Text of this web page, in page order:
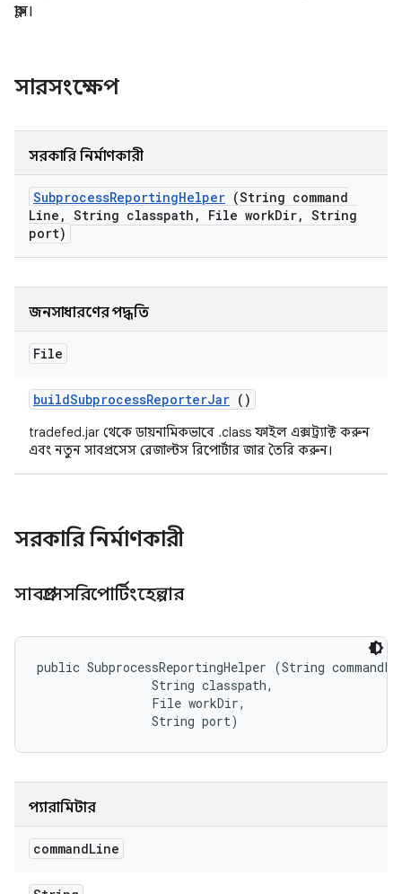
ক্লাস।
সারসংক্ষেপ
সরকারি নির্মাণকারী
SubprocessReportingHelper (String command
Line , String classpath , File workDir, String
port)
জনসাধারণের পদ্ধতি
File
buildSubprocessReporterJar ()
tradefed.jar থেকে ডায়নামিকভাবে .class ফাইল এক্সট্র্যাক্ট করুন
এবং নতুন সাবপ্রসেস রেজাল্টস রিপোর্টার জার তৈরি করুন।
সরকারি নির্মাণকারী
সাবপ্রসেসরিপোর্টিংহেল্পার
public SubprocessReportingHelper (String
                String classpath,
                File workDir,
                String port)
প্যারামিটার
commandLine